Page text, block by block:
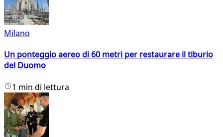
Milano
Un ponteggio aereo di 60 metri per restaurare il tiburio
del Duomo
1 min di lettura